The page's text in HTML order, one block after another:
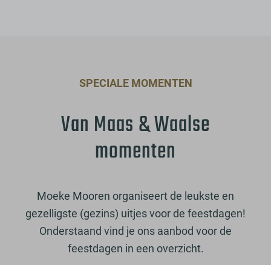
SPECIALE MOMENTEN
Van Maas & Waalse
momenten
Moeke Mooren organiseert de leukste en
gezelligste (gezins) uitjes voor de feestdagen!
Onderstaand vind je ons aanbod voor de
feestdagen in een overzicht.